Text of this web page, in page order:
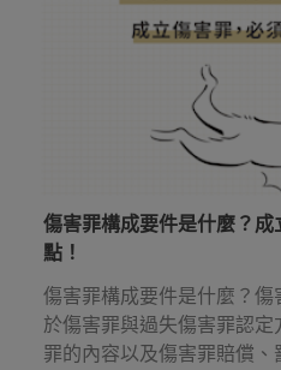
傷害罪構成要件是什麼？
點！
傷害罪構成要件是什麼？
於傷害罪與過失傷害罪認
罪的內容以及傷害罪賠償